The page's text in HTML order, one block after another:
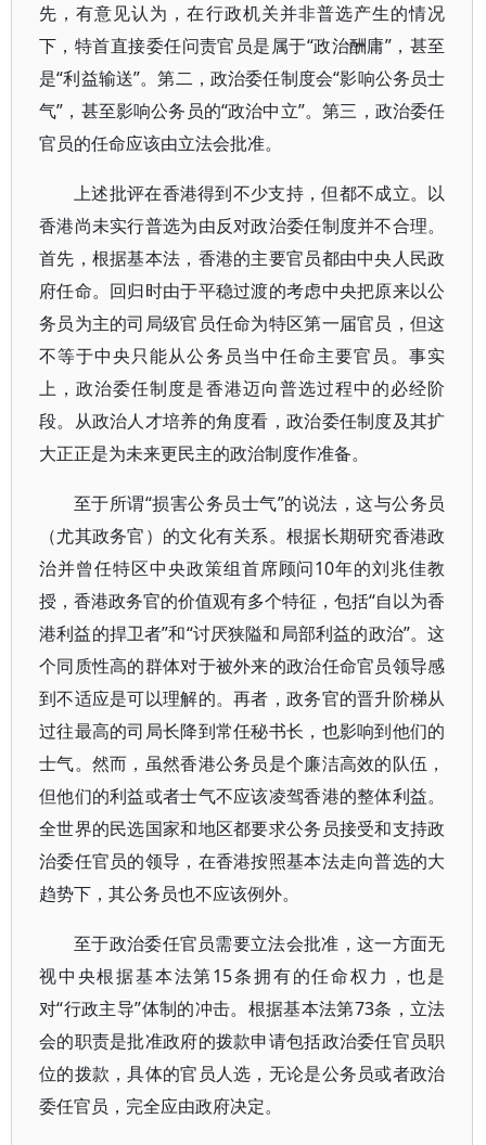
先，有意见认为，在行政机关并非普选产生的情况
下，特首直接委任问责官员是属于“政治酬庸”，甚至
是“利益输送”。第二，政治委任制度会“影响公务员士
气”，甚至影响公务员的“政治中立”。第三，政治委任
官员的任命应该由立法会批准。
上述批评在香港得到不少支持，但都不成立。以
香港尚未实行普选为由反对政治委任制度并不合理。
首先，根据基本法，香港的主要官员都由中央人民政
府任命。回归时由于平稳过渡的考虑中央把原来以公
务员为主的司局级官员任命为特区第一届官员，但这
不等于中央只能从公务员当中任命主要官员。事实
上，政治委任制度是香港迈向普选过程中的必经阶
段。从政治人才培养的角度看，政治委任制度及其扩
大正正是为未来更民主的政治制度作准备。
至于所谓“损害公务员士气”的说法，这与公务员
（尤其政务官）的文化有关系。根据长期研究香港政
治并曾任特区中央政策组首席顾问10年的刘兆佳教
授，香港政务官的价值观有多个特征，包括“自以为香
港利益的捍卫者”和“讨厌狭隘和局部利益的政治”。这
个同质性高的群体对于被外来的政治任命官员领导感
到不适应是可以理解的。再者，政务官的晋升阶梯从
过往最高的司局长降到常任秘书长，也影响到他们的
士气。然而，虽然香港公务员是个廉洁高效的队伍，
但他们的利益或者士气不应该凌驾香港的整体利益。
全世界的民选国家和地区都要求公务员接受和支持政
治委任官员的领导，在香港按照基本法走向普选的大
趋势下，其公务员也不应该例外。
至于政治委任官员需要立法会批准，这一方面无
视中央根据基本法第15条拥有的任命权力，也是
对“行政主导”体制的冲击。根据基本法第73条，立法
会的职责是批准政府的拨款申请包括政治委任官员职
位的拨款，具体的官员人选，无论是公务员或者政治
委任官员，完全应由政府决定。